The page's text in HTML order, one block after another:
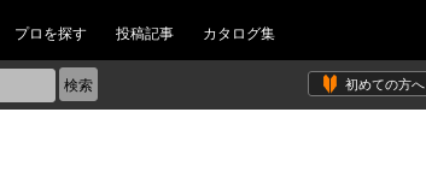
プロを探す 投稿記事 カタログ集
初めての方へ